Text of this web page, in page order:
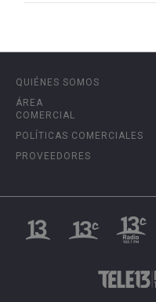
QUIÉNES SOMOS
ÁREA
COMERCIAL
POLÍTICAS COMERCIALES
PROVEEDORES